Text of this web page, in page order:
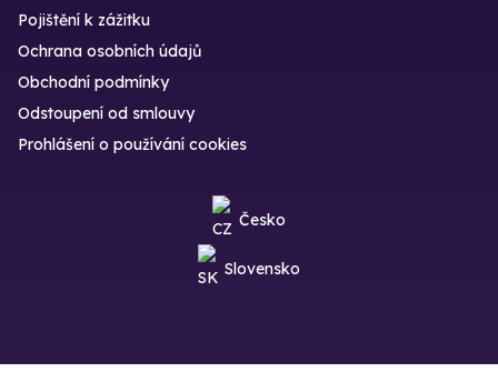
Pojištění k zážitku
Ochrana osobních údajů
Obchodní podmínky
Odstoupení od smlouvy
Prohlášení o používání cookies
Česko
Slovensko